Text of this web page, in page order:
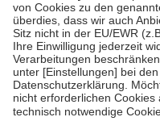
Um das Engagement der
stärken und die besondere
fallenkeine Zuzahlungenan
• Kindern und Jugendlichen
mit Ausnahme der
• Untersuchungen zur
GKV getragen werden